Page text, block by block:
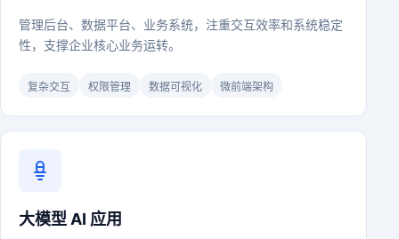
管理后台、数据平台、业务系统，注重交互效率和系统稳定
性，支撑企业核心业务运转。
复杂交互 权限管理 数据可视化 微前端架构
大模型 AI 应用